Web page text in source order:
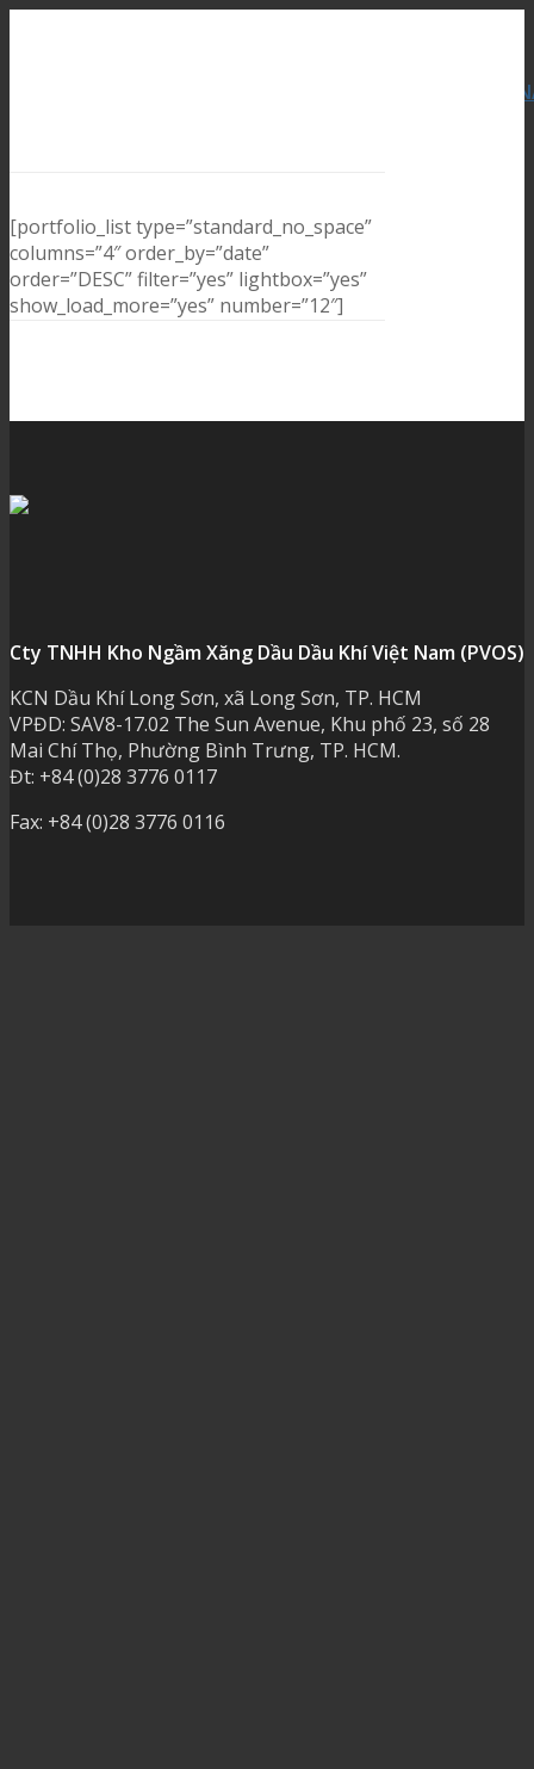
[portfolio_list type=”standard_no_space”
columns=”4″ order_by=”date”
order=”DESC” filter=”yes” lightbox=”yes”
show_load_more=”yes” number=”12″]
Cty TNHH Kho Ngầm Xăng Dầu Dầu Khí Việt Nam (PVOS)
KCN Dầu Khí Long Sơn, xã Long Sơn, TP. HCM
VPĐD: SAV8-17.02 The Sun Avenue, Khu phố 23, số 28
Mai Chí Thọ, Phường Bình Trưng, TP. HCM.
Đt: +84 (0)28 3776 0117
Fax: +84 (0)28 3776 0116